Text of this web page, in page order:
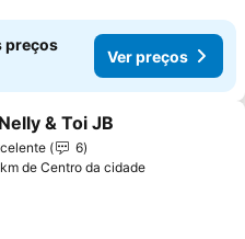
preços
Ver preços
aos favoritos
& Toi JB
6
de Centro da cidade